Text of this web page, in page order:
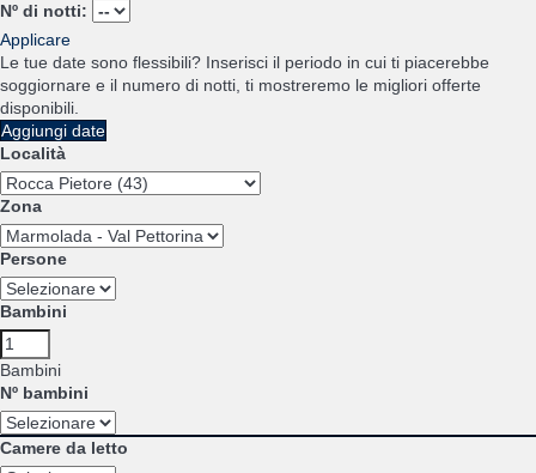
Nº di notti:
Applicare
Le tue date sono flessibili? Inserisci il periodo in cui ti piacerebbe
soggiornare e il numero di notti, ti mostreremo le migliori offerte
disponibili.
Aggiungi date
Località
Zona
Persone
Bambini
Bambini
Nº bambini
Camere da letto